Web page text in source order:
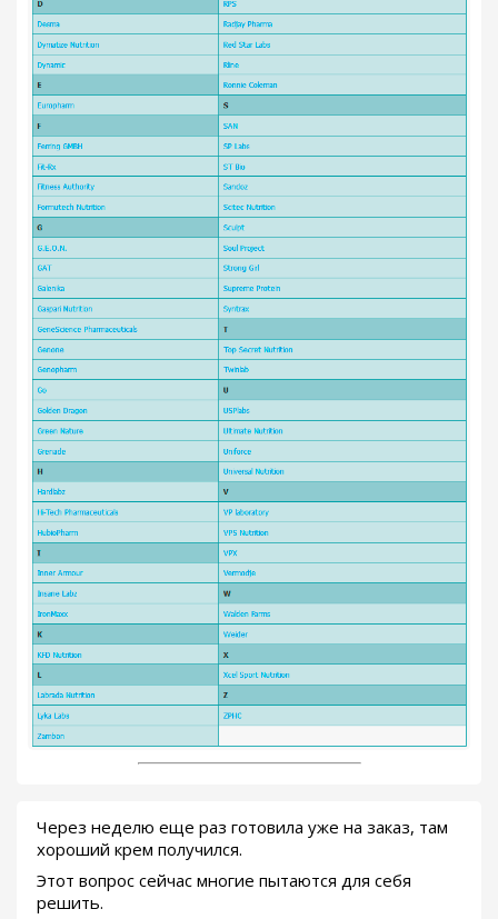
Через неделю еще раз готовила уже на заказ, там
хороший крем получился.
Этот вопрос сейчас многие пытаются для себя
решить.